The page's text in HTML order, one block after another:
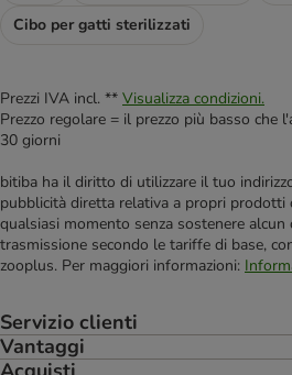
Cibo per gatti sterilizzati
Prezzi IVA incl. ** Visualizza condizioni.
Prezzo regolare = il prezzo più basso che
30 giorni
bitiba ha il diritto di utilizzare il tuo
pubblicità diretta relativa a propri prodotti
qualsiasi momento senza sostenere
trasmissione secondo le tariffe di base,
zooplus. Per maggiori informazioni:
Servizio clienti
Vantaggi